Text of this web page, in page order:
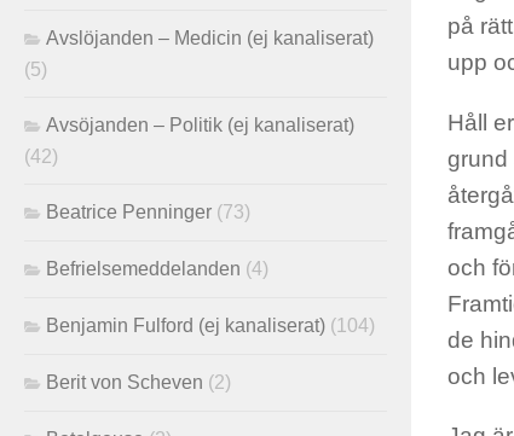
på
upp
Håll
grund
och
de
och
Avslöjanden – Medicin (ej kanaliserat)
(5)
Avsöjanden – Politik (ej kanaliserat)
(42)
Beatrice Penninger (73)
Befrielsemeddelanden (4)
Benjamin Fulford (ej kanaliserat) (104)
Berit von Scheven (2)